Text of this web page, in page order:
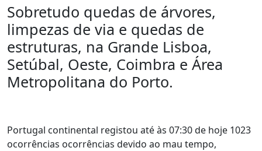
Sobretudo quedas de árvores,
limpezas de via e quedas de
estruturas, na Grande Lisboa,
Setúbal, Oeste, Coimbra e Área
Metropolitana do Porto.
Portugal continental registou até às 07:30 de hoje 1023
ocorrências ocorrências devido ao mau tempo,